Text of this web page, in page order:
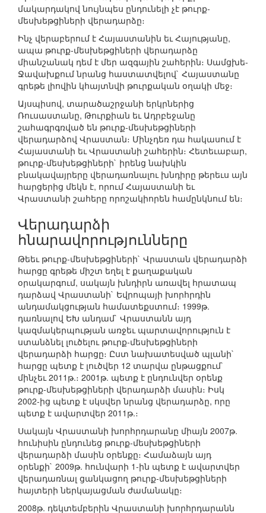
մակարդակով նույնպես ընդունելի չէ թուրք-
մեսխեթցիների վերադարձը։
Ինչ վերաբերում է Հայաստանին եւ Հայությանը,
ապա թուրք-մեսխեթցիների վերադարձը
միանշանակ դեմ է մեր ազգային շահերին։ Սամցխե-
Ջավախքում նրանց հաստատվելով` Հայաստանը
գրեթե լիովին կհայտնվի թուրքական օղակի մեջ։
Այսպիսով, տարածաշրջանի երկրներից
Ռուսաստանը, Թուրքիան եւ Ադրբեջանը
շահագրգռված են թուրք-մեսխեթցիների
վերադարձով Վրաստան։ Մինչդեռ դա հակասում է
Հայաստանի եւ Վրաստանի շահերին։ Հետեւաբար,
թուրք-մեսխեթցիների` իրենց նախկին
բնակավայրերը վերադառնալու խնդիրը թերեւս այն
հարցերից մեկն է, որում Հայաստանի եւ
Վրաստանի շահերը որոշակիորեն համընկնում են։
Վերադարձի
հնարավորությունները
Թեեւ թուրք-մեսխեթցիների` Վրաստան վերադարձի
հարցը գրեթե միշտ եղել է քաղաքական
օրակարգում, սակայն խնդիրն առավել հրատապ
դարձավ Վրաստանի` Եվրոպայի խորհրդին
անդամակցության համատեքստում։ 1999թ.
դառնալով ԵԽ անդամ` Վրաստանն այդ
կազմակերպության առջեւ պարտավորություն է
ստանձնել լուծելու թուրք-մեսխեթցիների
վերադարձի հարցը։ Ըստ նախատեսված պլանի`
հարցը պետք է լուծվեր 12 տարվա ընթացքում`
մինչեւ 2011թ.։ 2001թ. պետք է ընդունվեր օրենք
թուրք-մեսխեթցիների վերադարձի մասին։ Իսկ
2002-ից պետք է սկսվեր նրանց վերադարձը, որը
պետք է ավարտվեր 2011թ.։
Սակայն Վրաստանի խորհրդարանը միայն 2007թ.
հունիսին ընդունեց թուրք-մեսխեթցիների
վերադարձի մասին օրենքը։ Համաձայն այդ
օրենքի` 2009թ. հունվարի 1-ին պետք է ավարտվեր
վերադառնալ ցանկացող թուրք-մեսխեթցիների
հայտերի ներկայացման ժամանակը։
2008թ. դեկտեմբերին Վրաստանի խորհրդարանն